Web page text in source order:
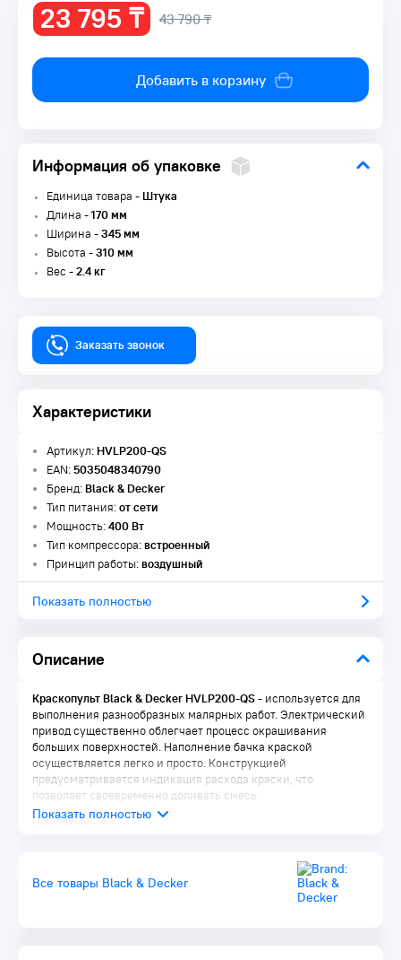
23 795 ₸ 43 790 ₸
Добавить в корзину
Информация об упаковке
Единица товара -Штука
Длина -170 мм
Ширина -345 мм
Высота -310 мм
Вес -2.4 кг
Заказать звонок
Характеристики
Описание
Артикул:HVLP200-QS
EAN:5035048340790
Бренд:Black & Decker
Тип питания:от сети
Мощность:400 Вт
Тип компрессора:встроенный
Принцип работы:воздушный
Показать полностью
Краскопульт Black & Decker HVLP200-QS- используется для
выполнения разнообразных малярных работ. Электрический
привод существенно облегчает процесс окрашивания
больших поверхностей. Наполнение бачка краской
осуществляется легко и просто. Конструкцией
предусматривается индикация расхода краски, что
позволяет своевременно доливать смесь.
Преимущества:
Долгий срок службы
Современный дизайн Black&Decker HVLP200
Все товары Black & Decker